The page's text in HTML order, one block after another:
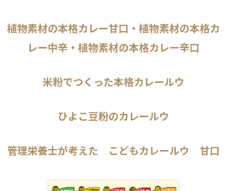
植物素材の本格カレー甘口・植物素材の本格カ
レー中辛・植物素材の本格カレー辛口
米粉でつくった本格カレールウ
ひよこ豆粉のカレールウ
管理栄養士が考えた こどもカレールウ 甘口